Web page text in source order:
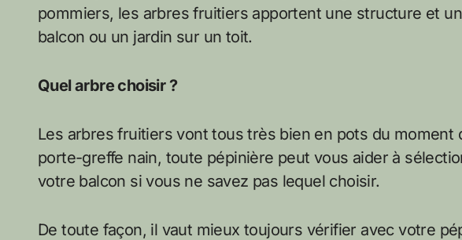
pommiers, les arbres fruitiers apportent une structure et
balcon ou un jardin sur un toit.
Quel arbre choisir ?
Les arbres fruitiers vont tous très bien en pots du moment
porte-greffe nain, toute pépinière peut vous aider à
votre balcon si vous ne savez pas lequel choisir.
De toute façon, il vaut mieux toujours vérifier avec votre